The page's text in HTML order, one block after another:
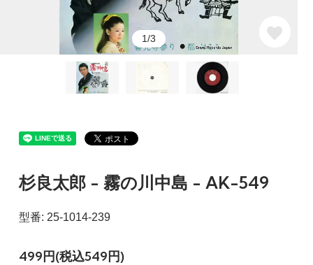
1/3
杉良太郎 - 霧の川中島 - AK-549
型番: 25-1014-239
499円(税込549円)